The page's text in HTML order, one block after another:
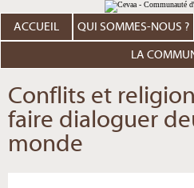
au
contenu.
Aller
personnels
ACCUEIL QUI SOMMES-NOUS ?
LA
Conflits et
faire dialoguer
monde